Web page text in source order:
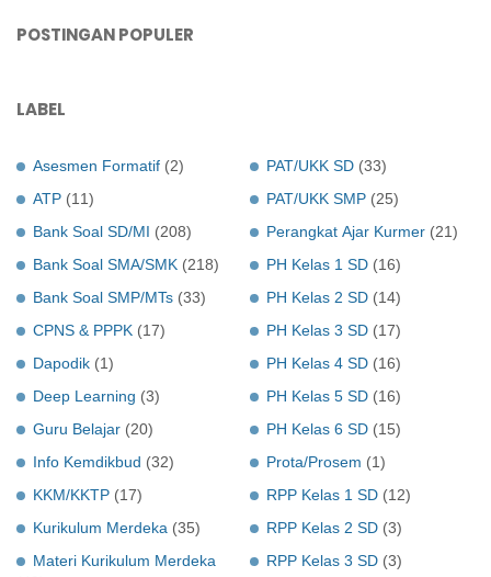
POSTINGAN POPULER
LABEL
Asesmen Formatif (2)
ATP (11)
Bank Soal SD/MI (208)
Bank Soal SMA/SMK (218)
Bank Soal SMP/MTs (33)
CPNS & PPPK (17)
Dapodik (1)
Deep Learning (3)
Guru Belajar (20)
Info Kemdikbud (32)
KKM/KKTP (17)
Kurikulum Merdeka (35)
Materi Kurikulum Merdeka
PAT/UKK SD (33)
PAT/UKK SMP (25)
Perangkat Ajar Kurmer (21)
PH Kelas 1 SD (16)
PH Kelas 2 SD (14)
PH Kelas 3 SD (17)
PH Kelas 4 SD (16)
PH Kelas 5 SD (16)
PH Kelas 6 SD (15)
Prota/Prosem (1)
RPP Kelas 1 SD (12)
RPP Kelas 2 SD (3)
RPP Kelas 3 SD (3)